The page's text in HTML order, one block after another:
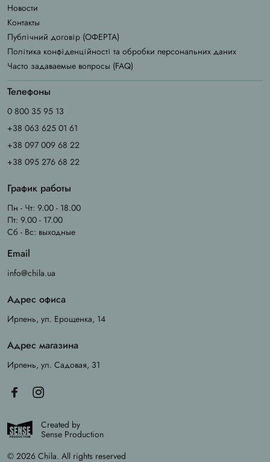
Новости
Контакты
Публічний договір (ОФЕРТА)
Політика конфіденційності та обробки персональних даних
Часто задаваемые вопросы (FAQ)
Телефоны
0 800 35 95 13
+38 063 625 01 61
+38 097 009 68 22
+38 095 276 68 22
График работы
Пн - Чт: 9.00 - 18.00
Пт: 9.00 - 17.00
Сб - Вс: выходные
Email
info@chila.ua
Адрес офиса
Ирпень, ул. Ерощенка, 14
Адрес магазина
Ирпень, ул. Садовая, 31
Created by
Sense Production
© 2026 Chila. All rights reserved